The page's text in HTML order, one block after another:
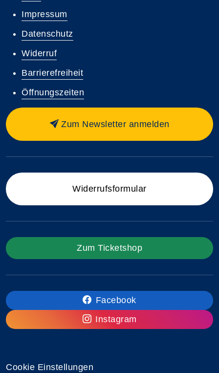
Impressum
Datenschutz
Widerruf
Barrierefreiheit
Öffnungszeiten
Zum Newsletter anmelden
Widerrufsformular
Zum Ticketshop
Facebook
Instagram
Cookie Einstellungen